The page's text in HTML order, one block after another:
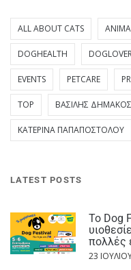
ALL ABOUT CATS
DOGHEALTH
EVENTS PETCARE
TOP ΒΑΣΊΛΗΣ ΔΗΜΆΚΟΣ
ΚΑΤΕΡΊΝΑ ΠΑΠΑΠΟΣΤΌΛΟΥ
LATEST POSTS
Το Dog
πολλές
23